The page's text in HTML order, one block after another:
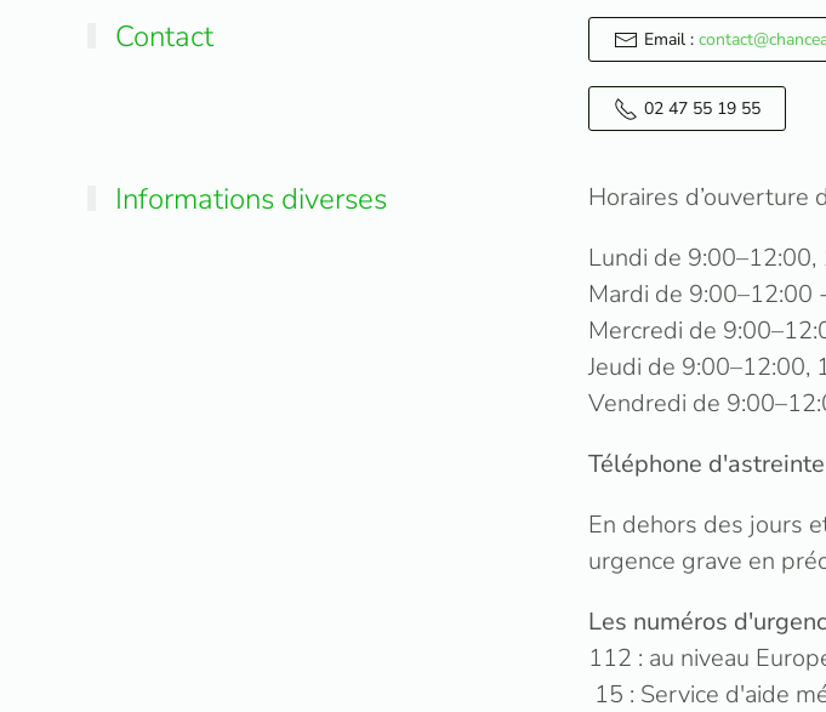
Contact Email :
02 47 55 19 55
Informations diverses
Horaires d’ouverture
Lundi de
Mardi de 9:00–12:00
Mercredi de
Jeudi de 9:00–12:00,
Vendredi de
Téléphone
En dehors des jours
urgence grave en
Les numéros
112 : au niveau
15 : Service d'aide